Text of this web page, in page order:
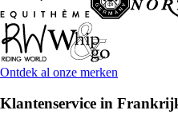
Ontdek al onze merken
Klantenservice in